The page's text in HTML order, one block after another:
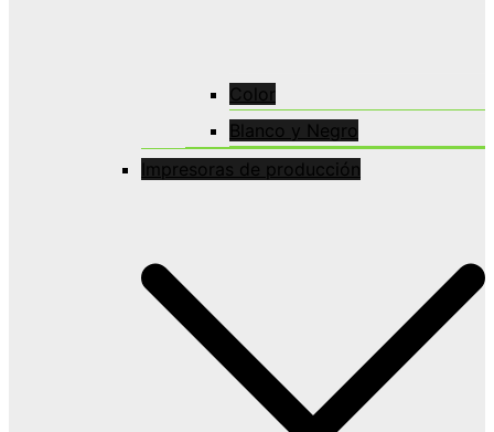
Color
Blanco y Negro
Impresoras de producción